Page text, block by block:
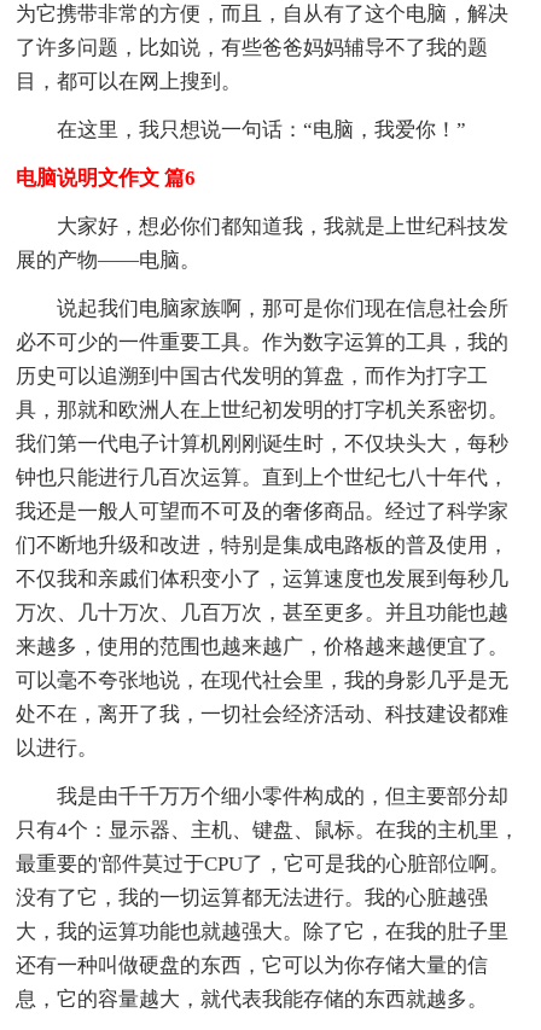
为它携带非常的方便，而且，自从有了这个电脑，解决
了许多问题，比如说，有些爸爸妈妈辅导不了我的题
目，都可以在网上搜到。
在这里，我只想说一句话：“电脑，我爱你！”
电脑说明文作文 篇6
大家好，想必你们都知道我，我就是上世纪科技发
展的产物——电脑。
说起我们电脑家族啊，那可是你们现在信息社会所
必不可少的一件重要工具。作为数字运算的工具，我的
历史可以追溯到中国古代发明的算盘，而作为打字工
具，那就和欧洲人在上世纪初发明的打字机关系密切。
我们第一代电子计算机刚刚诞生时，不仅块头大，每秒
钟也只能进行几百次运算。直到上个世纪七八十年代，
我还是一般人可望而不可及的奢侈商品。经过了科学家
们不断地升级和改进，特别是集成电路板的普及使用，
不仅我和亲戚们体积变小了，运算速度也发展到每秒几
万次、几十万次、几百万次，甚至更多。并且功能也越
来越多，使用的范围也越来越广，价格越来越便宜了。
可以毫不夸张地说，在现代社会里，我的身影几乎是无
处不在，离开了我，一切社会经济活动、科技建设都难
以进行。
我是由千千万万个细小零件构成的，但主要部分却
只有4个：显示器、主机、键盘、鼠标。在我的主机里，
最重要的'部件莫过于CPU了，它可是我的心脏部位啊。
没有了它，我的一切运算都无法进行。我的心脏越强
大，我的运算功能也就越强大。除了它，在我的肚子里
还有一种叫做硬盘的东西，它可以为你存储大量的信
息，它的容量越大，就代表我能存储的东西就越多。